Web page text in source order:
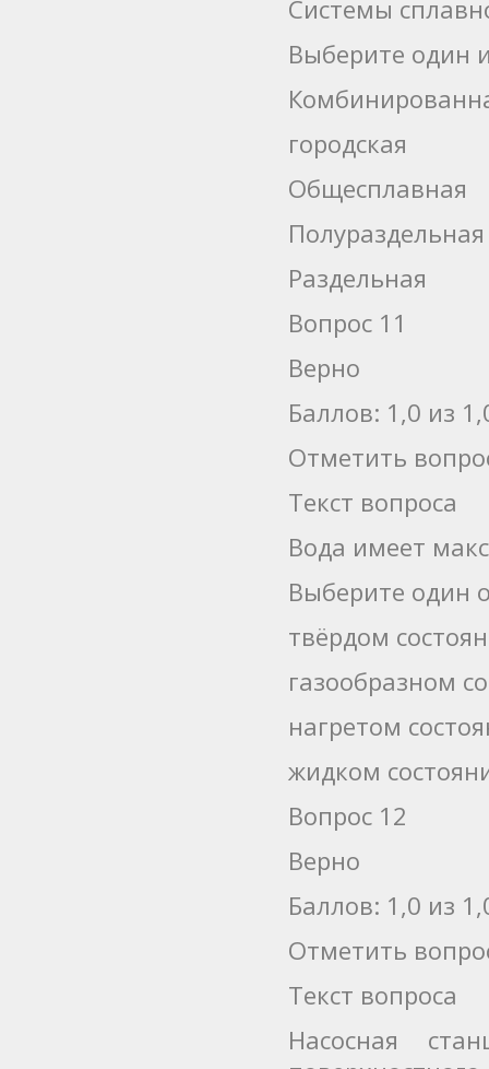
Системы
Выберите один
городская
Общесплавная
Полураздельная
Раздельная
Вопрос 11
Верно
Баллов: 1,0 из
Отметить
Текст вопроса
Вода имеет
Выберите один
твёрдом
газообразном
нагретом
жидком
Вопрос 12
Верно
Баллов: 1,0 из
Отметить
Текст вопроса
Насосная